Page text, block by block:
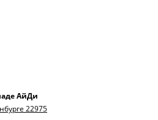
АйДи
22975